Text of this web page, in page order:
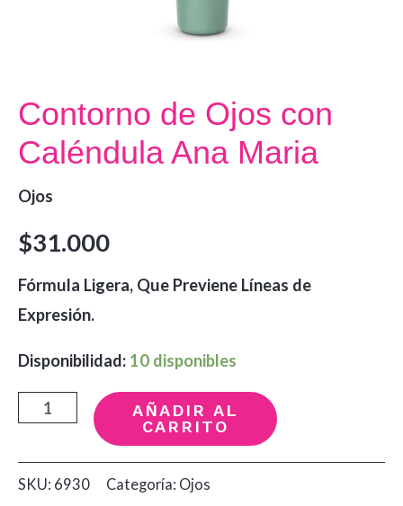
Contorno de Ojos con
Caléndula Ana Maria
Ojos
$31.000
Fórmula Ligera, Que Previene Líneas de
Expresión.
Disponibilidad: 10 disponibles
Contorno
Ojos
con
AÑADIR AL
CARRITO
SKU: 6930 Categoría: Ojos